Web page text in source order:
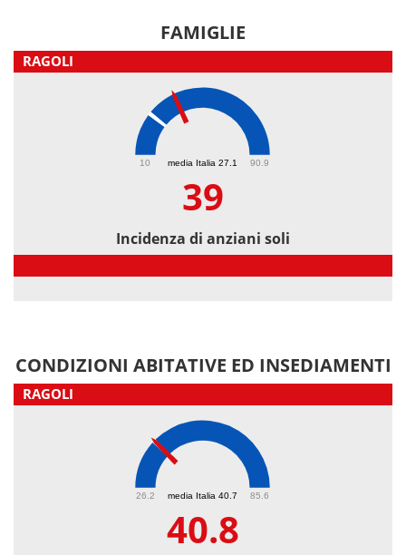
FAMIGLIE
RAGOLI
media Italia 27.1
10 90.9
39
Incidenza di anziani soli
CONDIZIONI ABITATIVE ED INSEDIAMENTI
RAGOLI
media Italia 40.7
26.2 85.6
40.8